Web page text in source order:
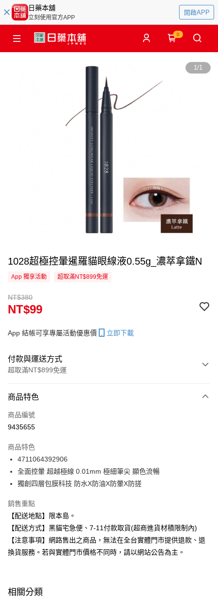
日藥本舖
立刻使用官方APP
開啟APP
0
1/1
1028超極控暈暹羅貓眼線液0.55g_濃萃拿鐵N
App 獨享活動 超取滿NT$899免運
NT$380
NT$99
App 結帳可享專屬活動優惠價 立即下載
付款與運送方式
超取滿NT$899免運
信用卡一次付款
信用卡分期付款
合作金庫商業銀行
華南商業銀行
上海商業儲蓄銀行
台北富邦商業銀行
國泰世華商業銀行
兆豐國際商業銀行
匯豐（台灣）商業銀行
聯邦商業銀行
元大商業銀行
永豐商業銀行
星展（台灣）商業銀行
台新國際商業銀行
中國信託商業銀行
台灣樂天信用卡公司
LINE Pay
街口支付
悠遊付
Google Pay
相關說明
商品特色
商品編號
9435655
商品特色
4711064392906
全面控暈 超越極線 0.01mm 極細筆尖 顯色流暢
獨創四層包膜科技 防水X防油X防暈X防搓
銷售重點
【配送地點】限本島。
【配送方式】黑貓宅急便、7-11付款取貨(超商進貨材積限制內)
【注意事項】網路售出之商品，無法在全台實體門市提供退款、退
換貨服務。若與實體門市價格不同時，請以網站公告為主。
相關分類